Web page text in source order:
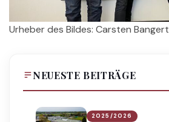
Urheber des Bildes: Carsten Bangert
NEUESTE BEITRÄGE
2025/2026